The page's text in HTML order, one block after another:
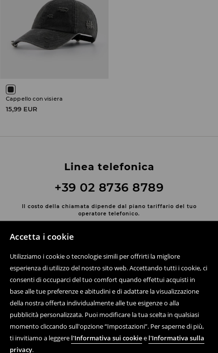
Accetta i cookie
Utilizziamo i cookie o tecnologie simili per offrirti la migliore
esperienza di utilizzo del nostro sito web. Accettando tutti i cookie, ci
consenti di occuparci del tuo comfort quando effettui acquisti in
base alle tue preferenze e abitudini e di adattare la visualizzazione
della nostra offerta individualmente alle tue esigenze o alla
pubblicità personalizzata. Puoi modificare la tua scelta in qualsiasi
momento cliccando sull'opzione “Impostazioni”. Per saperne di più,
ti invitiamo a leggere l'Informativa sui cookiee l'Informativa sulla
privacy.
Cappello con visiera
15,99 EUR
Linea telefonica
+39 02 8736 8789
Il costo della chiamata dipende dal piano tariffario del tuo
operatore telefonico.
Scopri di più su House
Aiuto e contatto
Acquisto online di prodotti
Regolamenti